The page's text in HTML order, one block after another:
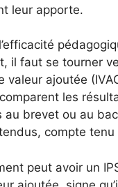
leur apporte.
il faut se tourner
valeur ajoutée
les
au brevet ou au
compte tenu
peut avoir un